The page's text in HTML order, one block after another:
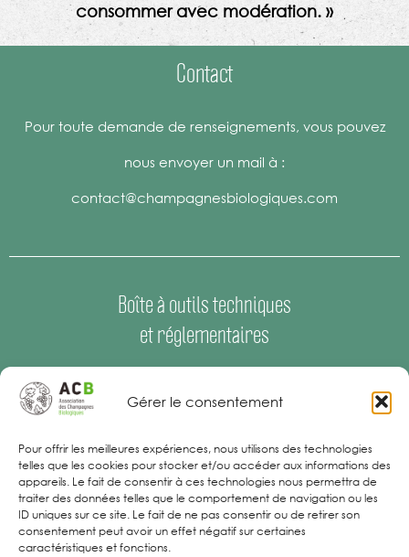
Gérer le consentement
Pour offrir les meilleures expériences, nous utilisons des technologies
telles que les cookies pour stocker et/ou accéder aux informations des
appareils. Le fait de consentir à ces technologies nous permettra de
traiter des données telles que le comportement de navigation ou les
ID uniques sur ce site. Le fait de ne pas consentir ou de retirer son
consentement peut avoir un effet négatif sur certaines
caractéristiques et fonctions.
consommer avec modération. »
Contact
Pour toute demande de renseignements, vous pouvez
nous envoyer un mail à :
contact@champagnesbiologiques.com
Boîte à outils techniques
et réglementaires
Espace Presse